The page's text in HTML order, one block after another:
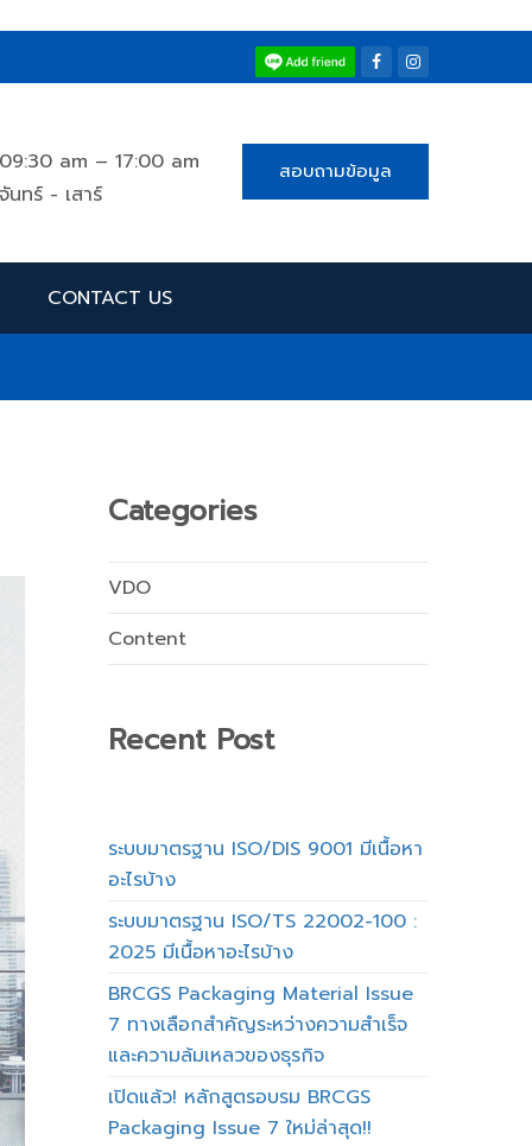
09:30 am – 17:00 am
จันทร์ - เสาร์
สอบถามข้อมูล
CONTACT US
Categories
VDO
Content
Recent Post
ระบบมาตรฐาน ISO/DIS 9001 มีเนื้อหา
อะไรบ้าง
ระบบมาตรฐาน ISO/TS 22002-100 :
2025 มีเนื้อหาอะไรบ้าง
BRCGS Packaging Material Issue
7 ทางเลือกสำคัญระหว่างความสำเร็จ
และความล้มเหลวของธุรกิจ
เปิดแล้ว! หลักสูตรอบรม BRCGS
Packaging Issue 7 ใหม่ล่าสุด!!